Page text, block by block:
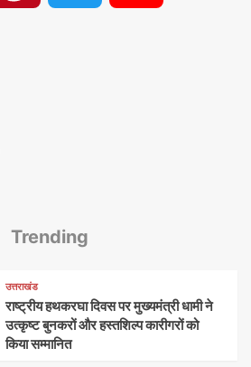
Trending
उत्तराखंड
राष्ट्रीय हथकरघा दिवस पर मुख्यमंत्री धामी ने
उत्कृष्ट बुनकरों और हस्तशिल्प कारीगरों को
किया सम्मानित